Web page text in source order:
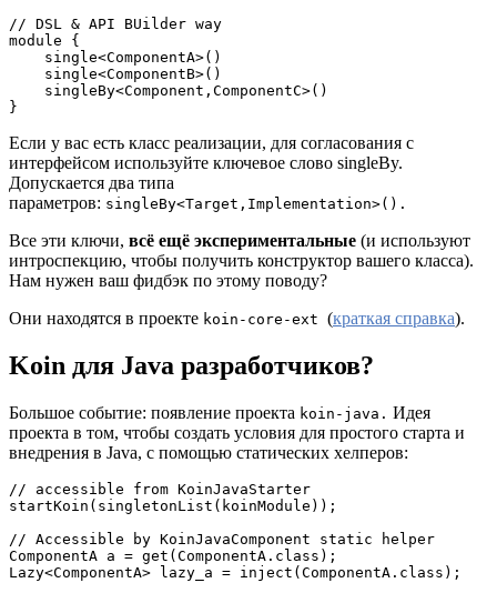
// DSL & API BUilder way
module {
    single<ComponentA>()
    single<ComponentB>()
    singleBy<Component,ComponentC>()
}
Если у вас есть класс реализации, для согласования с
интерфейсом используйте ключевое слово singleBy.
Допускается два типа
параметров: singleBy<Target,Implementation>().
Все эти ключи, всё ещё экспериментальные (и используют
интроспекцию, чтобы получить конструктор вашего класса).
Нам нужен ваш фидбэк по этому поводу?
Они находятся в проекте koin-core-ext (краткая справка).
Koin для Java разработчиков?
Большое событие: появление проекта koin-java. Идея
проекта в том, чтобы создать условия для простого старта и
внедрения в Java, с помощью статических хелперов:
// accessible from KoinJavaStarter
startKoin(singletonList(koinModule));
// Accessible by KoinJavaComponent static helper
ComponentA a = get(ComponentA.class);
Lazy<ComponentA> lazy_a = inject(ComponentA.class);